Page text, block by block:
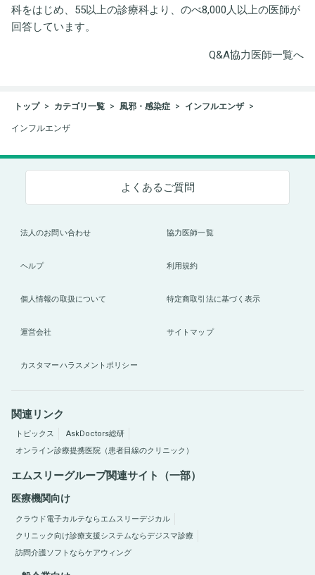
科をはじめ、55以上の診療科より、のべ8,000人以上の医師が
回答しています。
Q&A協力医師一覧へ
トップ カテゴリ一覧 風邪・感染症 インフルエンザ
インフルエンザ
よくあるご質問
法人のお問い合わせ 協力医師一覧
ヘルプ 利用規約
個人情報の取扱について 特定商取引法に基づく表示
運営会社 サイトマップ
カスタマーハラスメントポリシー
関連リンク
トピックス
AskDoctors総研
オンライン診療提携医院（患者目線のクリニック）
エムスリーグループ関連サイト（一部）
医療機関向け
クラウド電子カルテならエムスリーデジカル
クリニック向け診療支援システムならデジスマ診療
訪問介護ソフトならケアウィング